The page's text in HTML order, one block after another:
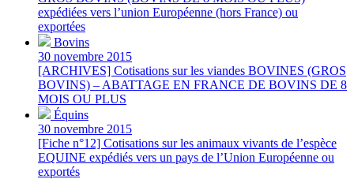
expédiées vers l’union Européenne (hors France) ou
exportées
Bovins
30 novembre 2015
[ARCHIVES] Cotisations sur les viandes BOVINES (GROS
BOVINS) – ABATTAGE EN FRANCE DE BOVINS DE 8
MOIS OU PLUS
Équins
30 novembre 2015
[Fiche n°12] Cotisations sur les animaux vivants de l’espèce
EQUINE expédiés vers un pays de l’Union Européenne ou
exportés